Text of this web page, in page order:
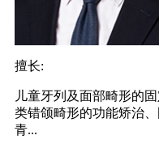
擅长:
儿童牙列及面部畸形的
类错颌畸形的功能矫治
青...